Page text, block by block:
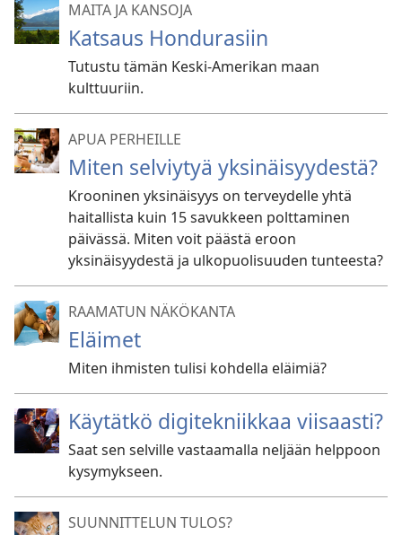
MAITA JA KANSOJA
Katsaus Hondurasiin
Tutustu tämän Keski-Amerikan maan
kulttuuriin.
APUA PERHEILLE
Miten selviytyä yksinäisyydestä?
Krooninen yksinäisyys on terveydelle yhtä
haitallista kuin 15 savukkeen polttaminen
päivässä. Miten voit päästä eroon
yksinäisyydestä ja ulkopuolisuuden tunteesta?
RAAMATUN NÄKÖKANTA
Eläimet
Miten ihmisten tulisi kohdella eläimiä?
Käytätkö digitekniikkaa viisaasti?
Saat sen selville vastaamalla neljään helppoon
kysymykseen.
SUUNNITTELUN TULOS?